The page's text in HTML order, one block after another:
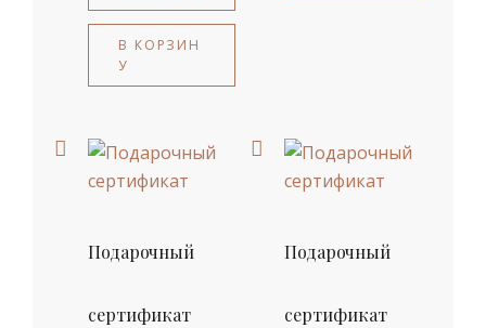
В КОРЗИН
У
Подарочный
сертификат
Подарочный
сертификат